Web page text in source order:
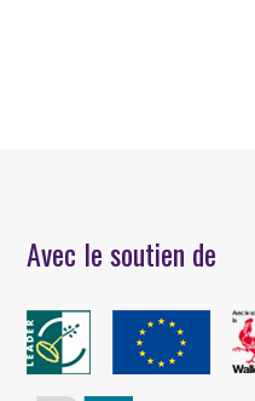
Avec le soutien de